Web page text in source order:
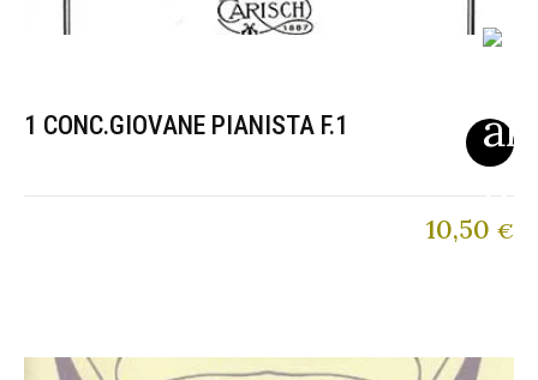
1 CONC.GIOVANE PIANISTA F.1
10,50 €